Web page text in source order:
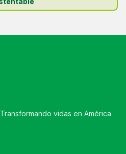
vidas en América